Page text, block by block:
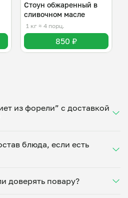
Стоун обжаренный в
сливочном масле
1 кг ≈ 4 порц.
850 ₽
из форели” с доставкой
— и получите свежее
порции прямо с плиты.
в личном
связаться напрямую в
блюда, если есть
специи, снизит
доверять повару?